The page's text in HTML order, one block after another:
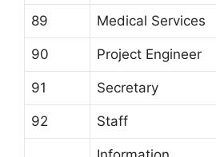
89 Medical Services
90 Project Engineer
91 Secretary
92 Staff